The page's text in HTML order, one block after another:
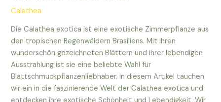
Calathea
Die Calathea exotica ist eine exotische Zimmerpflanze aus
den tropischen Regenwäldern Brasiliens. Mit ihren
wunderschön gezeichneten Blättern und ihrer lebendigen
Ausstrahlung ist sie eine beliebte Wahl für
Blattschmuckpflanzenliebhaber. In diesem Artikel tauchen
wir ein in die faszinierende Welt der Calathea exotica und